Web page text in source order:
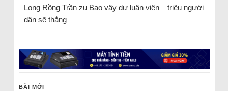
Long Rồng Trầnzu Bao vây dư luận viên – triệu người
dân sẽ thắng
BÀI MỚI